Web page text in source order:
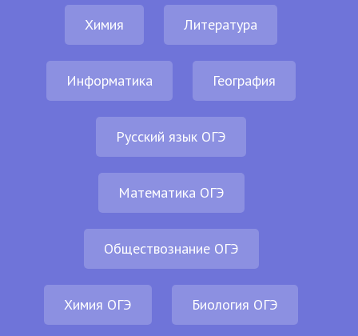
Химия Литература
Информатика География
Русский язык ОГЭ
Математика ОГЭ
Обществознание ОГЭ
Химия ОГЭ Биология ОГЭ